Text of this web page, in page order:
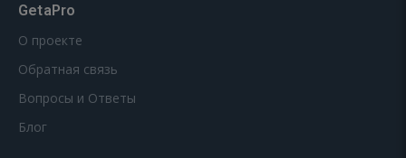
GetaPro
О проекте
Обратная связь
Вопросы и Ответы
Блог